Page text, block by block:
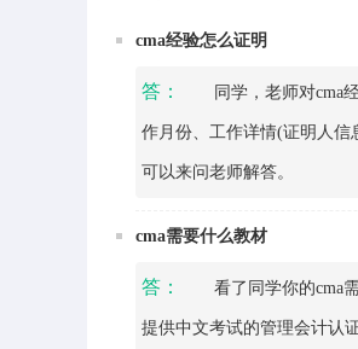
cma经验怎么证明
答： 同学，老师对cma经
作月份、工作详情(证明人
可以来问老师解答。
cma需要什么教材
答： 看了同学你的cma需
提供中文考试的管理会计